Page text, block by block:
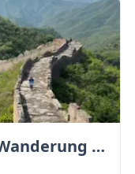
Maria erzählt von ihrer Wanderung auf der Großen Mauer